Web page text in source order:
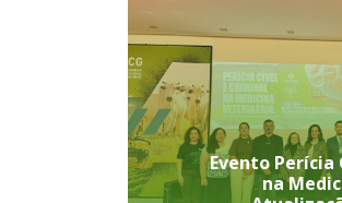
Evento
na